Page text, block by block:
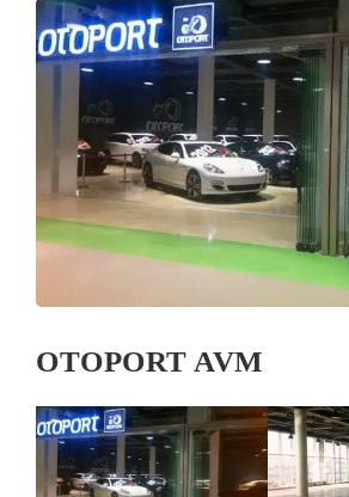
OTOPORT AVM